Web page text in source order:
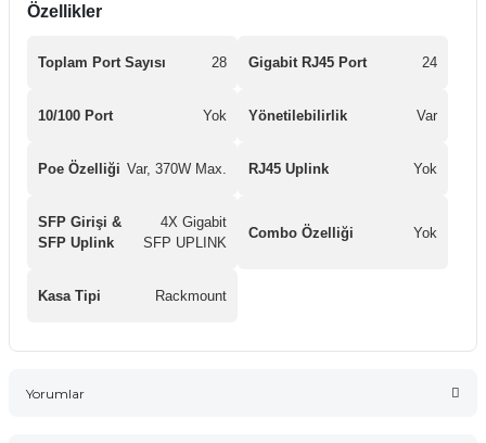
Özellikler
Toplam Port Sayısı 28 Gigabit RJ45 Port 24
10/100 Port Yok Yönetilebilirlik Var
Poe Özelliği Var, 370W Max. RJ45 Uplink Yok
SFP Girişi &
SFP Uplink
4X Gigabit
SFP UPLINK
Combo Özelliği Yok
Kasa Tipi Rackmount
Yorumlar